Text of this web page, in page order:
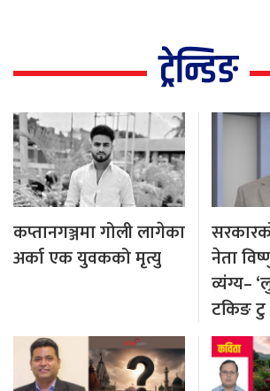
ट्रेन्डिङ
कप्तानगञ्जमा गोली लागेका
अर्का एक युवकको मृत्यु
नेता
व्यंग्य–
टकिङ टु